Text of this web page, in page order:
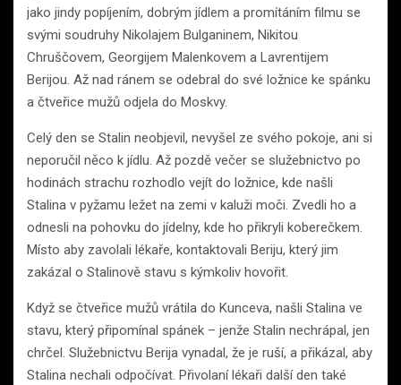
jako jindy popíjením, dobrým jídlem a promítáním filmu se
svými soudruhy Nikolajem Bulganinem, Nikitou
Chruščovem, Georgijem Malenkovem a Lavrentijem
Berijou. Až nad ránem se odebral do své ložnice ke spánku
a čtveřice mužů odjela do Moskvy.
Celý den se Stalin neobjevil, nevyšel ze svého pokoje, ani si
neporučil něco k jídlu. Až pozdě večer se služebnictvo po
hodinách strachu rozhodlo vejít do ložnice, kde našli
Stalina v pyžamu ležet na zemi v kaluži moči. Zvedli ho a
odnesli na pohovku do jídelny, kde ho přikryli koberečkem.
Místo aby zavolali lékaře, kontaktovali Beriju, který jim
zakázal o Stalinově stavu s kýmkoliv hovořit.
Když se čtveřice mužů vrátila do Kunceva, našli Stalina ve
stavu, který připomínal spánek – jenže Stalin nechrápal, jen
chrčel. Služebnictvu Berija vynadal, že je ruší, a přikázal, aby
Stalina nechali odpočívat. Přivolaní lékaři další den také